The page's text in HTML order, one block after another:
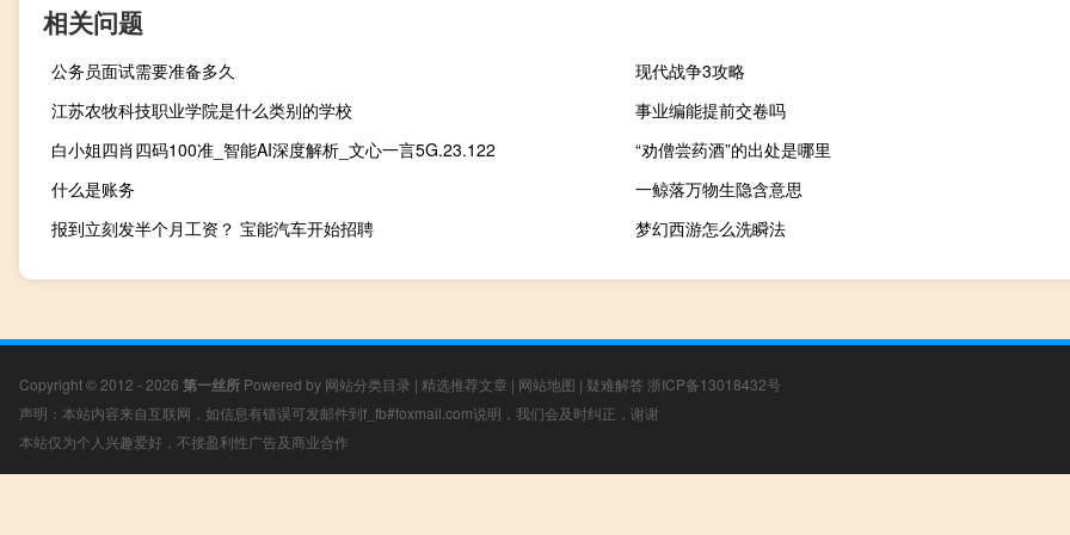
相关问题
公务员面试需要准备多久
现代战争3攻略
江苏农牧科技职业学院是什么类别的学校
事业编能提前交卷吗
白小姐四肖四码100准_智能AI深度解析_文心一言5G.23.122
“劝僧尝药酒”的出处是哪里
什么是账务
一鲸落万物生隐含意思
报到立刻发半个月工资？ 宝能汽车开始招聘
梦幻西游怎么洗瞬法
Copyright © 2012 - 2026 第一丝所 Powered by 网站分类目录 | 精选推荐文章 | 网站地图 | 疑难解答 浙ICP备13018432号
声明：本站内容来自互联网，如信息有错误可发邮件到f_fb#foxmail.com说明，我们会及时纠正，谢谢
本站仅为个人兴趣爱好，不接盈利性广告及商业合作